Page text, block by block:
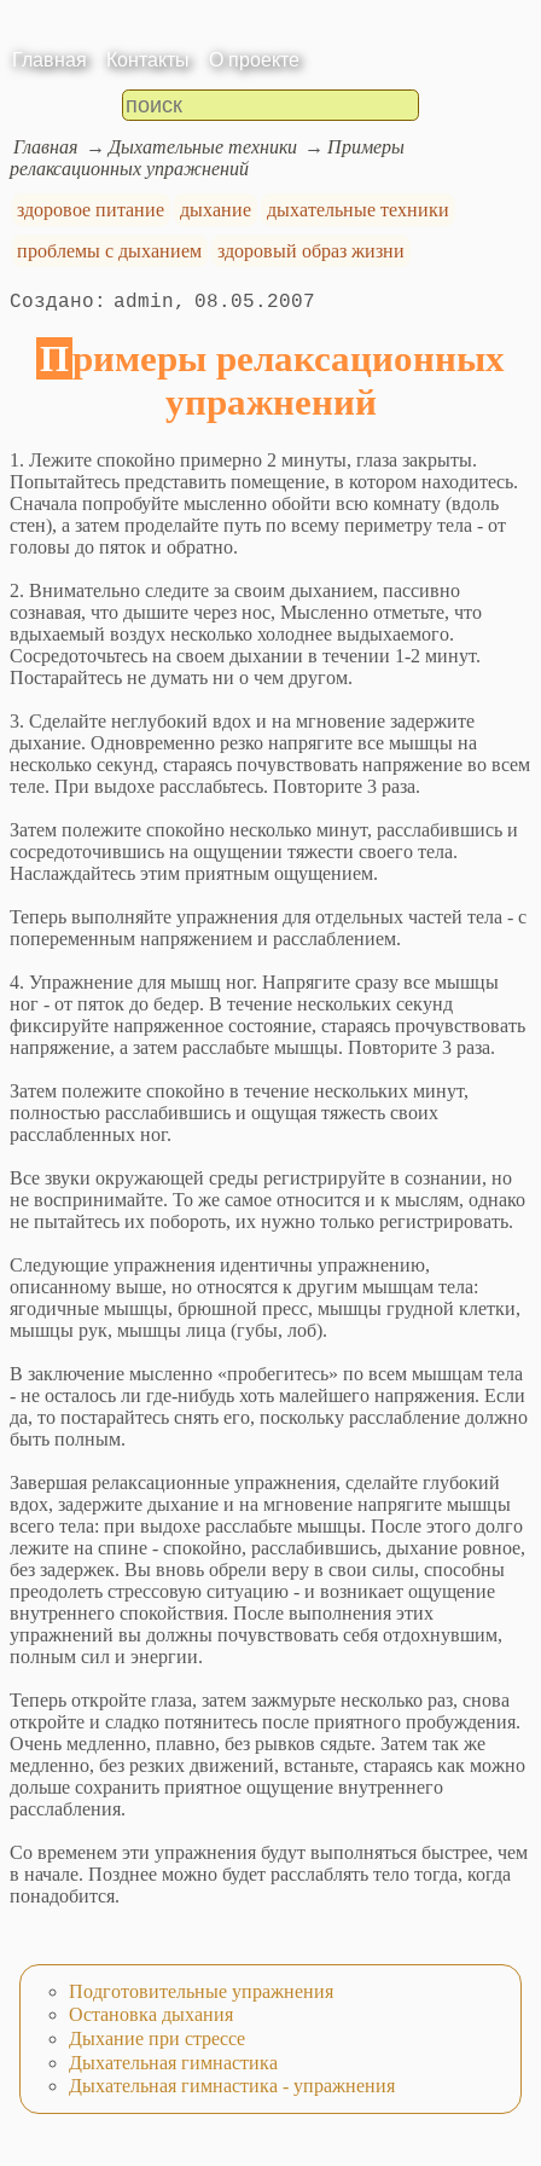
Главная Контакты О проекте
Главная Дыхательные техники
Примеры
релаксационных упражнений
здоровое питание
дыхание
дыхательные техники
проблемы с дыханием
здоровый образ жизни
admin 08.05.2007
Примеры релаксационных
упражнений
1. Лежите спокойно примерно 2 минуты, глаза закрыты.
Попытайтесь представить помещение, в котором находитесь.
Сначала попробуйте мысленно обойти всю комнату (вдоль
стен), а затем проделайте путь по всему периметру тела - от
головы до пяток и обратно.
2. Внимательно следите за своим дыханием, пассивно
сознавая, что дышите через нос, Мысленно отметьте, что
вдыхаемый воздух несколько холоднее выдыхаемого.
Сосредоточьтесь на своем дыхании в течении 1-2 минут.
Постарайтесь не думать ни о чем другом.
3. Сделайте неглубокий вдох и на мгновение задержите
дыхание. Одновременно резко напрягите все мышцы на
несколько секунд, стараясь почувствовать напряжение во всем
теле. При выдохе расслабьтесь. Повторите 3 раза.
Затем полежите спокойно несколько минут, расслабившись и
сосредоточившись на ощущении тяжести своего тела.
Наслаждайтесь этим приятным ощущением.
Теперь выполняйте упражнения для отдельных частей тела - с
попеременным напряжением и расслаблением.
4. Упражнение для мышц ног. Напрягите сразу все мышцы
ног - от пяток до бедер. В течение нескольких секунд
фиксируйте напряженное состояние, стараясь прочувствовать
напряжение, а затем расслабьте мышцы. Повторите 3 раза.
Затем полежите спокойно в течение нескольких минут,
полностью расслабившись и ощущая тяжесть своих
расслабленных ног.
Все звуки окружающей среды регистрируйте в сознании, но
не воспринимайте. То же самое относится и к мыслям, однако
не пытайтесь их побороть, их нужно только регистрировать.
Следующие упражнения идентичны упражнению,
описанному выше, но относятся к другим мышцам тела:
ягодичные мышцы, брюшной пресс, мышцы грудной клетки,
мышцы рук, мышцы лица (губы, лоб).
В заключение мысленно «пробегитесь» по всем мышцам тела
- не осталось ли где-нибудь хоть малейшего напряжения. Если
да, то постарайтесь снять его, поскольку расслабление должно
быть полным.
Завершая релаксационные упражнения, сделайте глубокий
вдох, задержите дыхание и на мгновение напрягите мышцы
всего тела: при выдохе расслабьте мышцы. После этого долго
лежите на спине - спокойно, расслабившись, дыхание ровное,
без задержек. Вы вновь обрели веру в свои силы, способны
преодолеть стрессовую ситуацию - и возникает ощущение
внутреннего спокойствия. После выполнения этих
упражнений вы должны почувствовать себя отдохнувшим,
полным сил и энергии.
Теперь откройте глаза, затем зажмурьте несколько раз, снова
откройте и сладко потянитесь после приятного пробуждения.
Очень медленно, плавно, без рывков сядьте. Затем так же
медленно, без резких движений, встаньте, стараясь как можно
дольше сохранить приятное ощущение внутреннего
расслабления.
Со временем эти упражнения будут выполняться быстрее, чем
в начале. Позднее можно будет расслаблять тело тогда, когда
понадобится.
Подготовительные упражнения
Остановка дыхания
Дыхание при стрессе
Дыхательная гимнастика
Дыхательная гимнастика - упражнения